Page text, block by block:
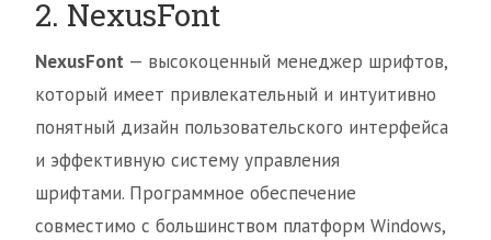
2. NexusFont
NexusFont — высокоценный менеджер шрифтов,
который имеет привлекательный и интуитивно
понятный дизайн пользовательского интерфейса
и эффективную систему управления
шрифтами. Программное обеспечение
совместимо с большинством платформ Windows,